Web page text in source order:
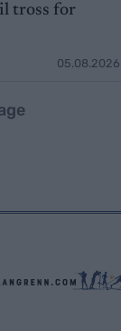
tross for
05.08.2026